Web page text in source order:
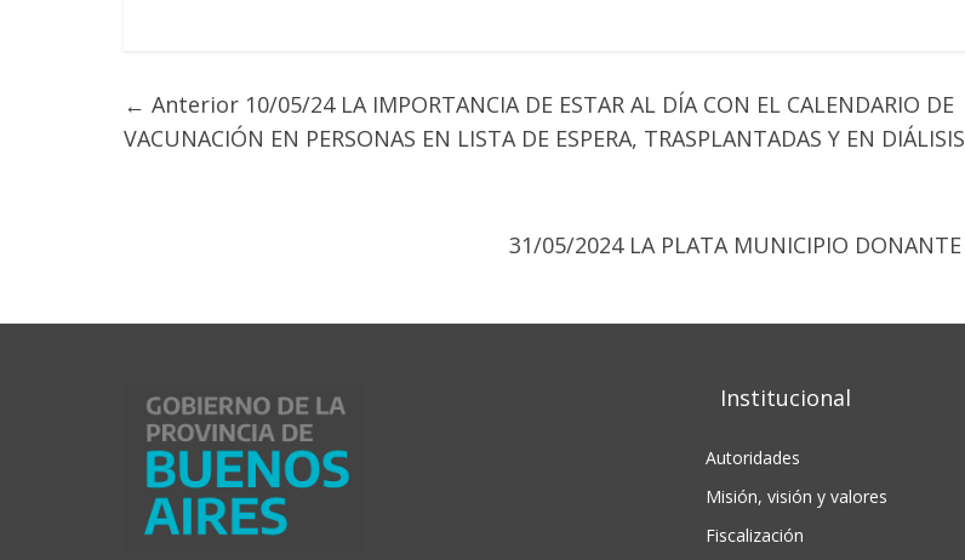
← Anterior 10/05/24 LA IMPORTANCIA DE ESTAR AL DÍA CON EL CALENDARIO DE
VACUNACIÓN EN PERSONAS EN LISTA DE ESPERA, TRASPLANTADAS Y EN DIÁLISIS
31/05/2024 LA PLATA MUNICIPIO DONANTE
Institucional
Autoridades
Misión, visión y valores
Fiscalización